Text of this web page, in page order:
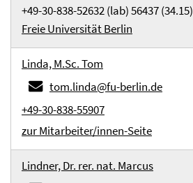
+49-30-838-52632 (lab) 56437 (34.15)
Freie Universität Berlin
Linda, M.Sc. Tom
tom.linda@fu-berlin.de
+49-30-838-55907
zur Mitarbeiter/innen-Seite
Lindner, Dr. rer. nat. Marcus